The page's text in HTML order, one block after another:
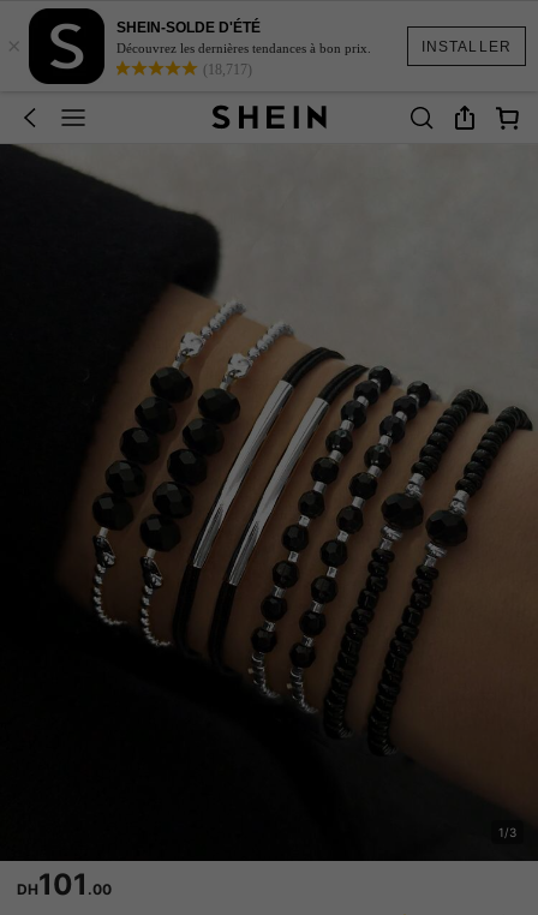
INSTALLER
×
SHEIN-SOLDE D'ÉTÉ
Découvrez les dernières tendances à bon prix.
(18,717)
1/3
DH101 .00